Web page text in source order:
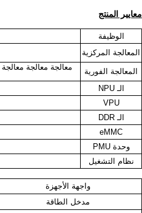
معايير المنتج
الوظيفة
المعالجة المركزية
المعالجة الفورية
معالجة معالجة
الـ NPU
VPU
الـ DDR
eMMC
وحدة PMU
نظام التشغيل
واجهة الأجهزة
مدخل الطاقة